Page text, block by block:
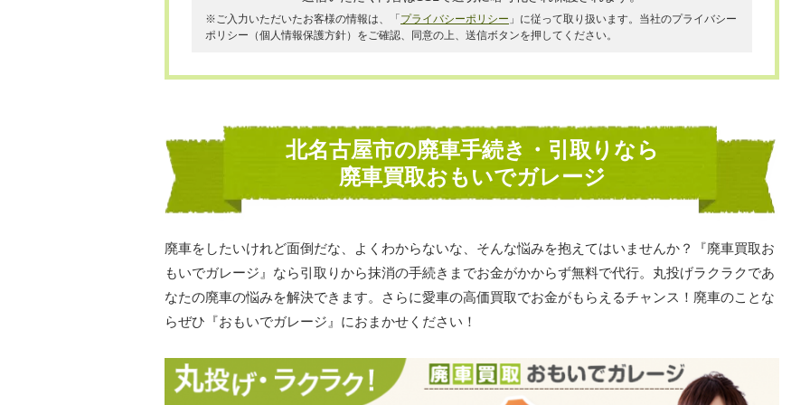
※ご入力いただいたお客様の情報は、「 プライバシーポリシー 」に従って取り扱います。当社のプライバシー
ポリシー（個人情報保護方針）をご確認、同意の上、送信ボタンを押してください。
北名古屋市の廃車手続き・引取りなら
廃車買取おもいでガレージ
廃車をしたいけれど面倒だな、よくわからないな、そんな悩みを抱えてはいませんか？『廃車買取お
もいでガレージ』なら引取りから抹消の手続きまでお金がかからず無料で代行。丸投げラクラクであ
なたの廃車の悩みを解決できます。さらに愛車の高価買取でお金がもらえるチャンス！廃車のことな
らぜひ『おもいでガレージ』におまかせください！